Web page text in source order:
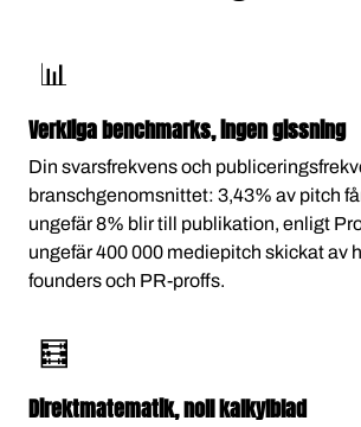
📊
Verkliga benchmarks, ingen gissning
Din svarsfrekvens och
branschgenomsnittet: 3,43% av pitch
ungefär 8% blir till publikation, enligt
ungefär 400 000 mediepitch skickat av
founders och PR-proffs.
🧮
Direktmatematik, noll kalkylblad